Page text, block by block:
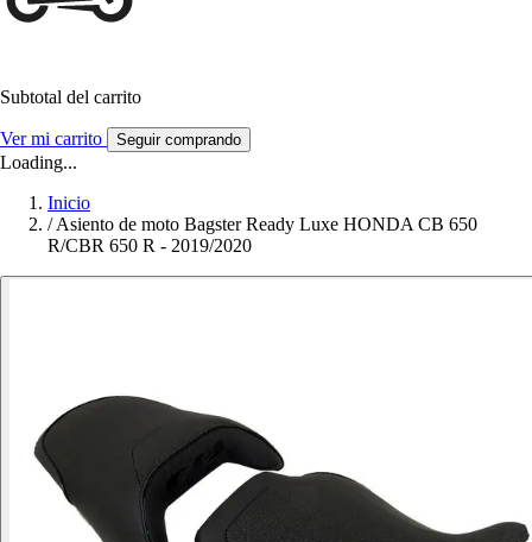
Subtotal del carrito
Ver mi carrito Seguir comprando
Loading...
Inicio
/ Asiento de moto Bagster Ready Luxe HONDA CB 650
R/CBR 650 R - 2019/2020